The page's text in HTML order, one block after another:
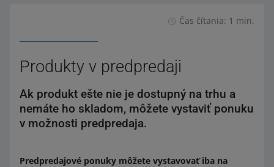
Čas čítania: 1 min.
Produkty v predpredaji
Ak produkt ešte nie je dostupný na trhu a
nemáte ho skladom, môžete vystaviť ponuku
v možnosti predpredaja.
Predpredajové ponuky môžete vystavovať iba na